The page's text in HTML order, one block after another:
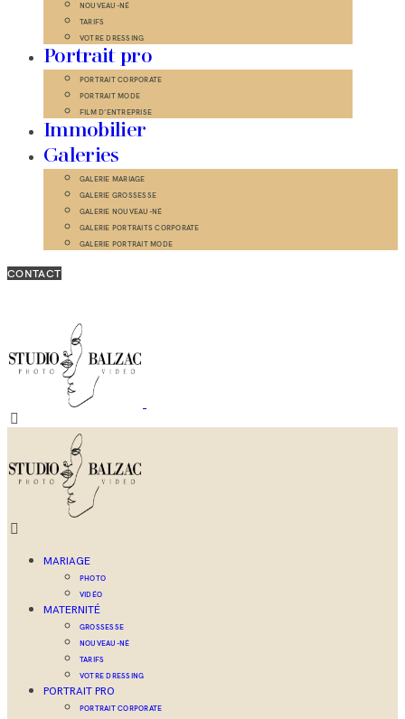
NOUVEAU-NÉ
TARIFS
VOTRE DRESSING
Portrait pro
PORTRAIT CORPORATE
PORTRAIT MODE
FILM D’ENTREPRISE
Immobilier
Galeries
GALERIE MARIAGE
GALERIE GROSSESSE
GALERIE NOUVEAU-NÉ
GALERIE PORTRAITS CORPORATE
GALERIE PORTRAIT MODE
CONTACT
MARIAGE
PHOTO
VIDÉO
MATERNITÉ
GROSSESSE
NOUVEAU-NÉ
TARIFS
VOTRE DRESSING
PORTRAIT PRO
PORTRAIT CORPORATE